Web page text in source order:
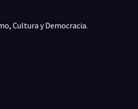
Cultura y Democracia.